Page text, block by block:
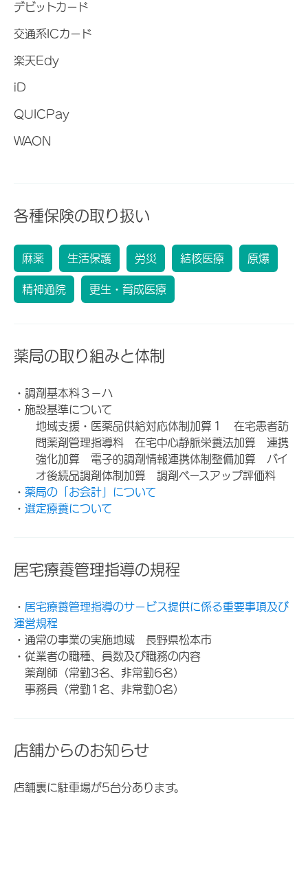
デビットカード
交通系ICカード
楽天Edy
iD
QUICPay
WAON
各種保険の取り扱い
麻薬 生活保護 労災 結核医療 原爆
精神通院 更生・育成医療
薬局の取り組みと体制
・調剤基本料３－ハ
・施設基準について
地域支援・医薬品供給対応体制加算１ 在宅患者訪
問薬剤管理指導料 在宅中心静脈栄養法加算 連携
強化加算 電子的調剤情報連携体制整備加算 バイ
オ後続品調剤体制加算 調剤ベースアップ評価料
・ 薬局の「お会計」について
・ 選定療養について
居宅療養管理指導の規程
・ 居宅療養管理指導のサービス提供に係る重要事項及び
運営規程
・通常の事業の実施地域 長野県松本市
・従業者の職種、員数及び職務の内容
薬剤師（常勤3名、非常勤6名）
事務員（常勤1名、非常勤0名）
店舗からのお知らせ
店舗裏に駐車場が5台分あります。